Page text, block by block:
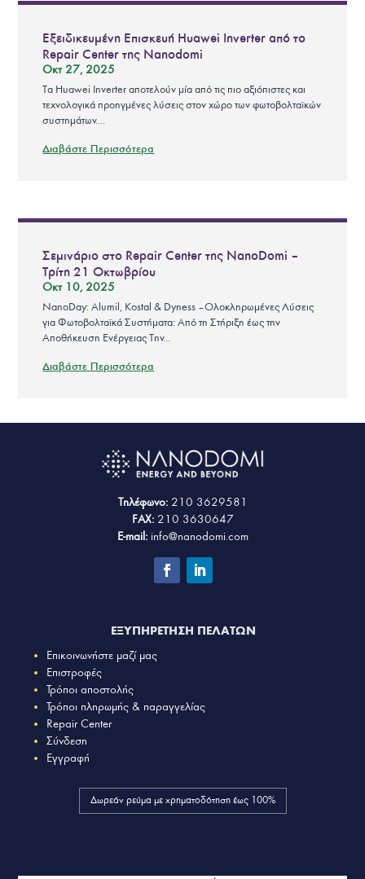
Εξειδικευμένη Επισκευή Huawei Inverter από το
Repair Center της Nanodomi
Οκτ 27, 2025
Τα Huawei Inverter αποτελούν μία από τις πιο αξιόπιστες και
τεχνολογικά προηγμένες λύσεις στον χώρο των φωτοβολταϊκών
συστημάτων....
Διαβάστε Περισσότερα
Σεμινάριο στο Repair Center της NanoDomi –
Τρίτη 21 Οκτωβρίου
Οκτ 10, 2025
NanoDay: Alumil, Kostal & Dyness – Ολοκληρωμένες Λύσεις
για Φωτοβολταϊκά Συστήματα: Από τη Στήριξη έως την
Αποθήκευση Ενέργειας Την...
Διαβάστε Περισσότερα
Τηλέφωνο: 210 3629581
FAX: 210 3630647
E-mail: info@nanodomi.com
ΕΞΥΠΗΡΕΤΗΣΗ ΠΕΛΑΤΩΝ
Επικοινωνήστε μαζί μας
Επιστροφές
Τρόποι αποστολής
Τρόποι πληρωμής & παραγγελίας
Repair Center
Σύνδεση
Εγγραφή
Δωρεάν ρεύμα με χρηματοδότηση έως 100%